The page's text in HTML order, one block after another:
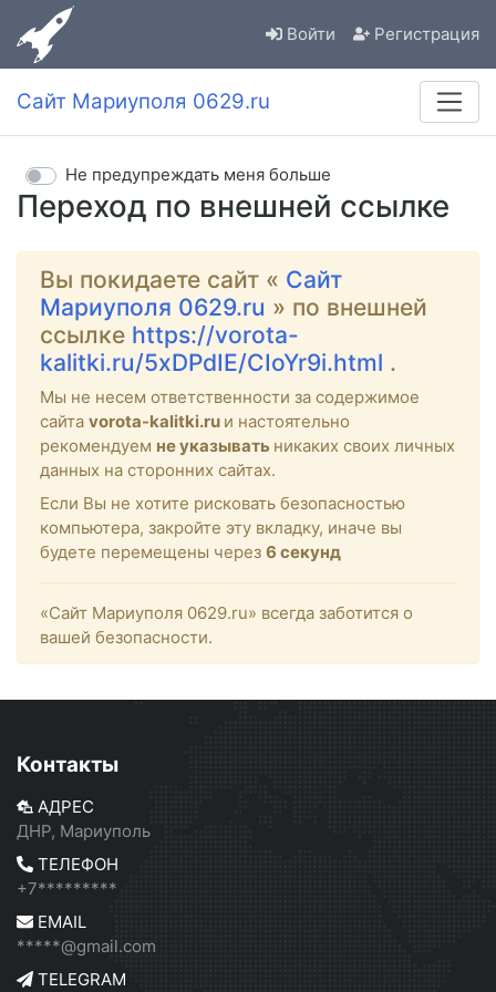
Войти Регистрация
Сайт Мариуполя 0629.ru
Переход по внешней ссылке
Не предупреждать меня больше
Вы покидаете сайт « Сайт
Мариуполя 0629.ru » по внешней
ссылке https://vorota-
kalitki.ru/5xDPdIE/CIoYr9i.html .
Мы не несем ответственности за содержимое
сайта vorota-kalitki.ru и настоятельно
рекомендуем не указывать никаких своих личных
данных на сторонних сайтах.
Если Вы не хотите рисковать безопасностью
компьютера, закройте эту вкладку, иначе вы
будете перемещены через 6 секунд
«Сайт Мариуполя 0629.ru» всегда заботится о
вашей безопасности.
Контакты
АДРЕС
ДНР, Мариуполь
ТЕЛЕФОН
+7*********
EMAIL
*****@gmail.com
TELEGRAM